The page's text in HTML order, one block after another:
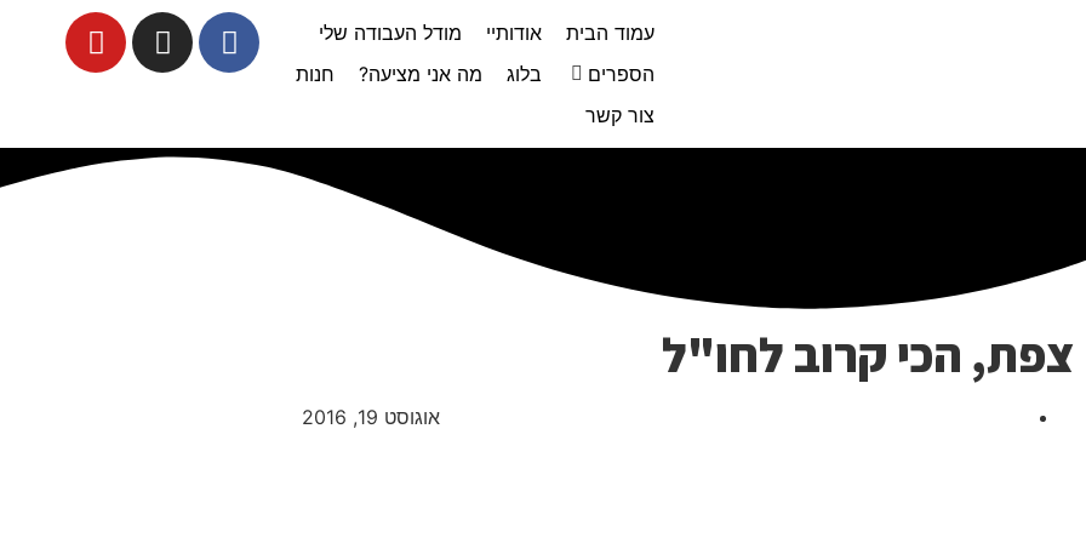
עמוד הבית אודותיי
מודל העבודה שלי
הספרים
בלוג מה אני מציעה?
חנות
צור קשר
צפת, הכי קרוב לחו"ל
אוגוסט 19, 2016